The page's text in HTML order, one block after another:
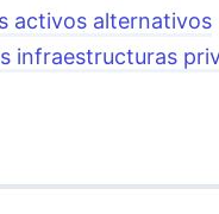
activos alternativos
infraestructuras